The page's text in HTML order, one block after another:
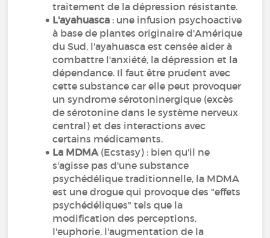
traitement de la dépression résistante.
L'ayahuasca : une infusion psychoactive
à base de plantes originaire d'Amérique
du Sud, l'ayahuasca est censée aider à
combattre l'anxiété, la dépression et la
dépendance. Il faut être prudent avec
cette substance car elle peut provoquer
un syndrome sérotoninergique (excès
de sérotonine dans le système nerveux
central) et des interactions avec
certains médicaments.
La MDMA (Ecstasy) : bien qu'il ne
s'agisse pas d'une substance
psychédélique traditionnelle, la MDMA
est une drogue qui provoque des "effets
psychédéliques" tels que la
modification des perceptions,
l'euphorie, l'augmentation de la